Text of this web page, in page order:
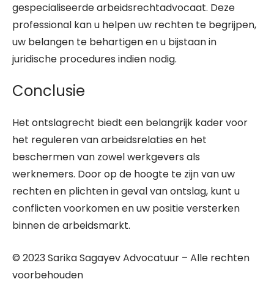
gespecialiseerde arbeidsrechtadvocaat. Deze
professional kan u helpen uw rechten te begrijpen,
uw belangen te behartigen en u bijstaan in
juridische procedures indien nodig.
Conclusie
Het ontslagrecht biedt een belangrijk kader voor
het reguleren van arbeidsrelaties en het
beschermen van zowel werkgevers als
werknemers. Door op de hoogte te zijn van uw
rechten en plichten in geval van ontslag, kunt u
conflicten voorkomen en uw positie versterken
binnen de arbeidsmarkt.
© 2023 Sarika Sagayev Advocatuur – Alle rechten
voorbehouden